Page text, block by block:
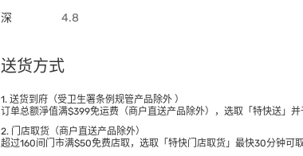
深 4.8
送货方式
1. 送货到府（受卫生署条例规管产品除外 ）
订单总额淨值满$399免运费（商户直送产品除外），选取「特快送」
2. 门店取货（商户直送产品除外）
超过160间门市满$50免费店取，选取「特快门店取货」最快30分钟可取